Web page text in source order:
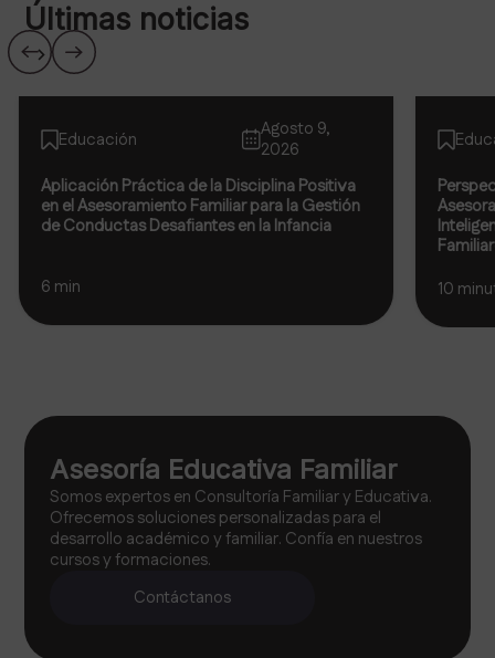
Últimas noticias
Ver todos
Educación
Agosto 9,
2026
Aplicación Práctica de la Disciplina Positiva
en el Asesoramiento Familiar para la Gestión
de Conductas Desafiantes en la Infancia
6 min
10
Asesoría Educativa Familiar
Somos expertos en Consultoría Familiar y Educativa.
Ofrecemos soluciones personalizadas para el
desarrollo académico y familiar. Confía en nuestros
cursos y formaciones.
Contáctanos